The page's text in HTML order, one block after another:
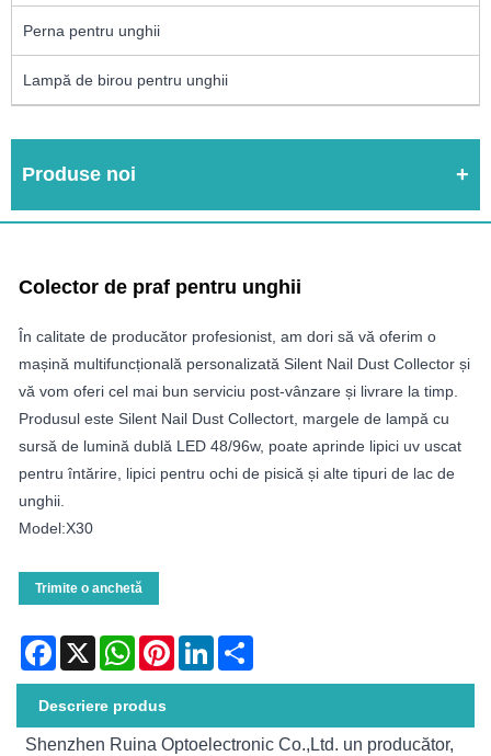
Perna pentru unghii
Lampă de birou pentru unghii
Produse noi
Colector de praf pentru unghii
În calitate de producător profesionist, am dori să vă oferim o
mașină multifuncțională personalizată Silent Nail Dust Collector și
vă vom oferi cel mai bun serviciu post-vânzare și livrare la timp.
Produsul este Silent Nail Dust Collectort, margele de lampă cu
sursă de lumină dublă LED 48/96w, poate aprinde lipici uv uscat
pentru întărire, lipici pentru ochi de pisică și alte tipuri de lac de
unghii.
Model:X30
Trimite o anchetă
Facebook
X WhatsAppPinterestLinkedIn
Descriere produs
Shenzhen Ruina Optoelectronic Co.,Ltd. un producător,